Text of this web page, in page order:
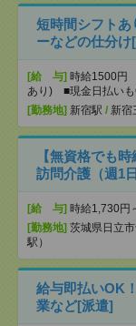
短時間シフト
ーなどの仕分け
[給 与] 時給1500円
あり) ■現金日払いも
[勤務地] 新宿駅 / 新宿
【無資格でも
訪問介護（週1
[給 与] 時給1,730円
[勤務地] 茨城県日立
駅）
給与即払いOK
業など[派遣]